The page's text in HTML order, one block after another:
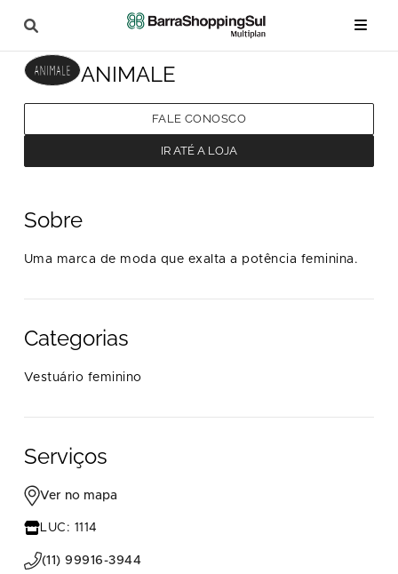
ANIMALE
FALE CONOSCO
IR ATÉ A LOJA
Sobre
Uma marca de moda que exalta a potência feminina.
Categorias
Vestuário feminino
Serviços
Ver no mapa
LUC: 1114
(11) 99916-3944